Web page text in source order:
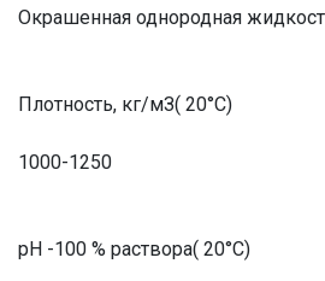
Окрашенная однородная
Плотность, кг/мЗ( 20°С)
1000-1250
рН -100 % раствора( 20°С)